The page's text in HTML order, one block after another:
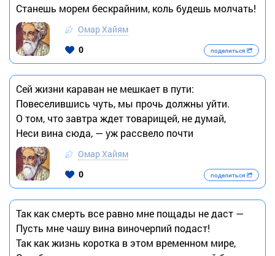
Станешь морем бескрайним, коль будешь молчать!
Омар Хайям
0
поделиться
Сей жизни караван не мешкает в пути:
Повеселившись чуть, мы прочь должны уйти.
О том, что завтра ждет товарищей, не думай,
Неси вина сюда, — уж рассвело почти
Омар Хайям
0
поделиться
Так как смерть все равно мне пощады не даст —
Пусть мне чашу вина виночерпий подаст!
Так как жизнь коротка в этом временном мире,